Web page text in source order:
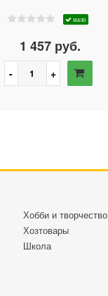
мало
1 457 руб.
Хобби и творчество
Хозтовары
Школа